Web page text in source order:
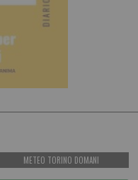
METEO TORINO DOMANI